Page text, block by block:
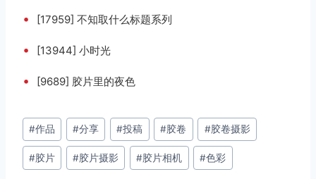
• [17959] 不知取什么标题系列
• [13944] 小时光
• [9689] 胶片里的夜色
文
章
标
#作品 #分享 #投稿 #胶卷 #胶卷摄影
#胶片 #胶片摄影 #胶片相机 #色彩